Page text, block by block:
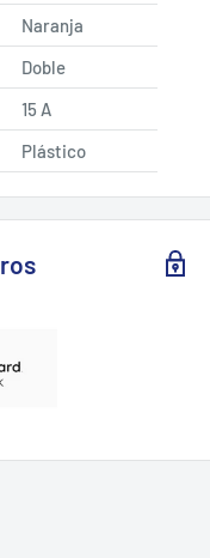
Naranja
Doble
15 A
Plástico